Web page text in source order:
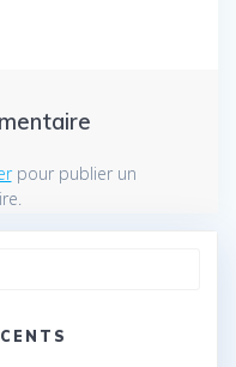
pour publier un